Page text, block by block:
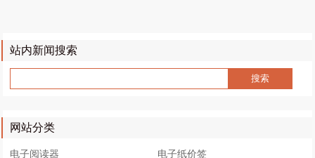
站内新闻搜索
网站分类
电子阅读器
电子纸价签